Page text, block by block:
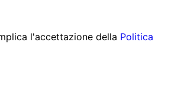
l'accettazione della Politica